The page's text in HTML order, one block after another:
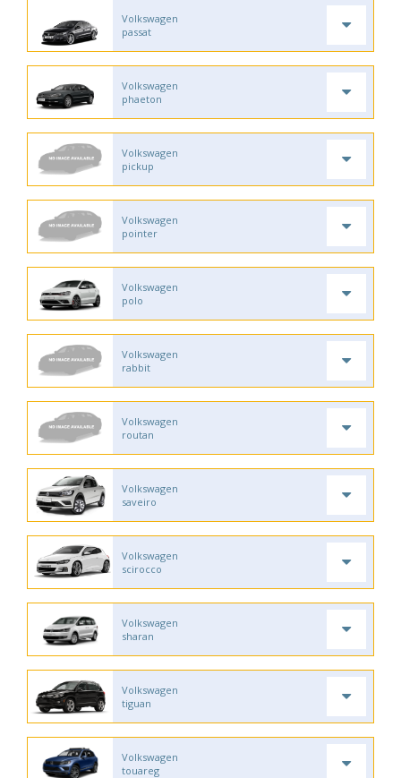
Volkswagen
passat
Volkswagen
phaeton
Volkswagen
pickup
Volkswagen
pointer
Volkswagen
polo
Volkswagen
rabbit
Volkswagen
routan
Volkswagen
saveiro
Volkswagen
scirocco
Volkswagen
sharan
Volkswagen
tiguan
Volkswagen
touareg